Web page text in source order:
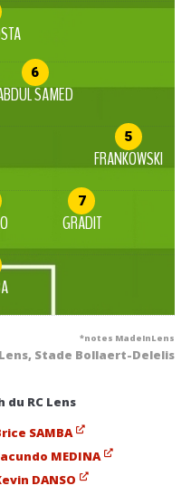
6
SAMED
5
FRANKOWSKI
7
GRADIT
*notes MadeInLens
Lens, Stade Bollaert-Delelis
du RC Lens
SAMBA
MEDINA
DANSO